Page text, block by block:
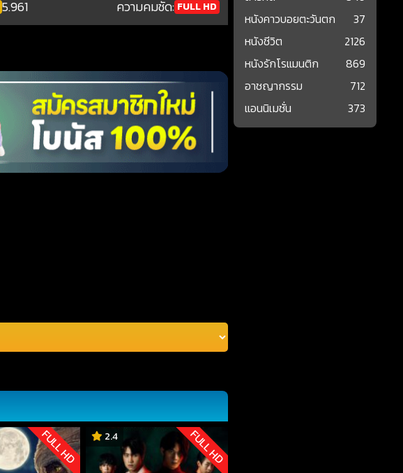
5.961 ความคมชัด: FULL HD
หนังคาวบอยตะวันตก
37
หนังชีวิต
2126
หนังรักโรแมนติก
869
อาชญากรรม
712
แอนนิเมชั่น
373
FULL HD 2.4 FULL HD